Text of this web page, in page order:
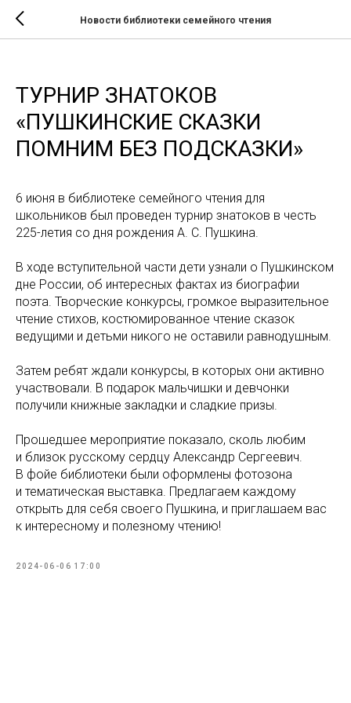
Новости библиотеки семейного чтения
ТУРНИР ЗНАТОКОВ
«ПУШКИНСКИЕ СКАЗКИ
ПОМНИМ БЕЗ ПОДСКАЗКИ»
6 июня в библиотеке семейного чтения для
школьников был проведен турнир знатоков в честь
225-летия со дня рождения А. С. Пушкина.
В ходе вступительной части дети узнали о Пушкинском
дне России, об интересных фактах из биографии
поэта. Творческие конкурсы, громкое выразительное
чтение стихов, костюмированное чтение сказок
ведущими и детьми никого не оставили равнодушным.
Затем ребят ждали конкурсы, в которых они активно
участвовали. В подарок мальчишки и девчонки
получили книжные закладки и сладкие призы.
Прошедшее мероприятие показало, сколь любим
и близок русскому сердцу Александр Сергеевич.
В фойе библиотеки были оформлены фотозона
и тематическая выставка. Предлагаем каждому
открыть для себя своего Пушкина, и приглашаем вас
к интересному и полезному чтению!
2024-06-06 17:00